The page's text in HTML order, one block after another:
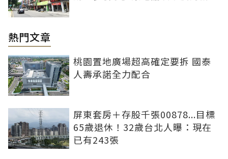
熱門文章
桃園置地廣場超高確定要拆 國泰
人壽承諾全力配合
屏東套房＋存股千張00878...目標
65歲退休！32歲台北人曝：現在
已有243張